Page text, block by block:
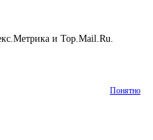
и Top.Mail.Ru.
Понятно